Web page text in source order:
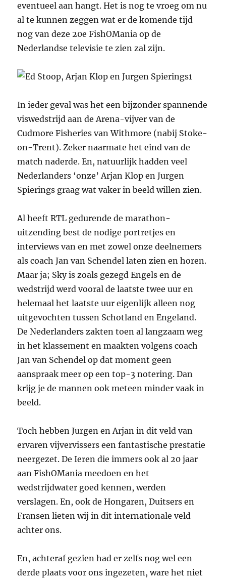
eventueel aan hangt. Het is nog te vroeg om nu
al te kunnen zeggen wat er de komende tijd
nog van deze 20e FishOMania op de
Nederlandse televisie te zien zal zijn.
In ieder geval was het een bijzonder spannende
viswedstrijd aan de Arena-vijver van de
Cudmore Fisheries van Withmore (nabij Stoke-
on-Trent). Zeker naarmate het eind van de
match naderde. En, natuurlijk hadden veel
Nederlanders ‘onze’ Arjan Klop en Jurgen
Spierings graag wat vaker in beeld willen zien.
Al heeft RTL gedurende de marathon-
uitzending best de nodige portretjes en
interviews van en met zowel onze deelnemers
als coach Jan van Schendel laten zien en horen.
Maar ja; Sky is zoals gezegd Engels en de
wedstrijd werd vooral de laatste twee uur en
helemaal het laatste uur eigenlijk alleen nog
uitgevochten tussen Schotland en Engeland.
De Nederlanders zakten toen al langzaam weg
in het klassement en maakten volgens coach
Jan van Schendel op dat moment geen
aanspraak meer op een top-3 notering. Dan
krijg je de mannen ook meteen minder vaak in
beeld.
Toch hebben Jurgen en Arjan in dit veld van
ervaren vijvervissers een fantastische prestatie
neergezet. De Ieren die immers ook al 20 jaar
aan FishOMania meedoen en het
wedstrijdwater goed kennen, werden
verslagen. En, ook de Hongaren, Duitsers en
Fransen lieten wij in dit internationale veld
achter ons.
En, achteraf gezien had er zelfs nog wel een
derde plaats voor ons ingezeten, ware het niet